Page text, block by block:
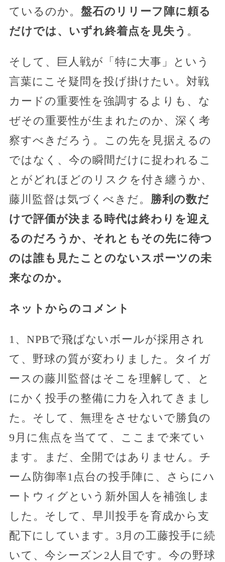
ているのか。 盤石のリリーフ陣に頼る
だけでは、いずれ終着点を見失う 。
そして、巨人戦が「特に大事」という
言葉にこそ疑問を投げ掛けたい。対戦
カードの重要性を強調するよりも、な
ぜその重要性が生まれたのか、深く考
察すべきだろう。この先を見据えるの
ではなく、今の瞬間だけに捉われるこ
とがどれほどのリスクを付き纏うか、
藤川監督は気づくべきだ。 勝利の数だ
けで評価が決まる時代は終わりを迎え
るのだろうか、それともその先に待つ
のは誰も見たことのないスポーツの未
来なのか。
ネットからのコメント
1、NPBで飛ばないボールが採用され
て、野球の質が変わりました。タイガ
ースの藤川監督はそこを理解して、と
にかく投手の整備に力を入れてきまし
た。そして、無理をさせないで勝負の
9月に焦点を当てて、ここまで来てい
ます。まだ、全開ではありません。チ
ーム防御率1点台の投手陣に、さらにハ
ートウィグという新外国人を補強しま
した。そして、早川投手を育成から支
配下にしています。3月の工藤投手に続
いて、今シーズン2人目です。今の野球